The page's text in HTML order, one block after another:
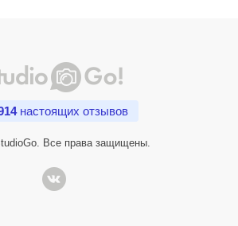
настоящих отзывов
Все права защищены.